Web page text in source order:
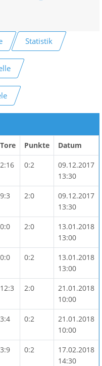
Statistik
Tore Punkte Datum
2:16 0:2
09.12.2017
13:30
9:3 2:0
09.12.2017
13:30
0:0 2:0
13.01.2018
13:00
0:0 0:2
13.01.2018
13:00
12:3 2:0
21.01.2018
10:00
3:4 0:2
21.01.2018
10:00
3:9 0:2
17.02.2018
14:30